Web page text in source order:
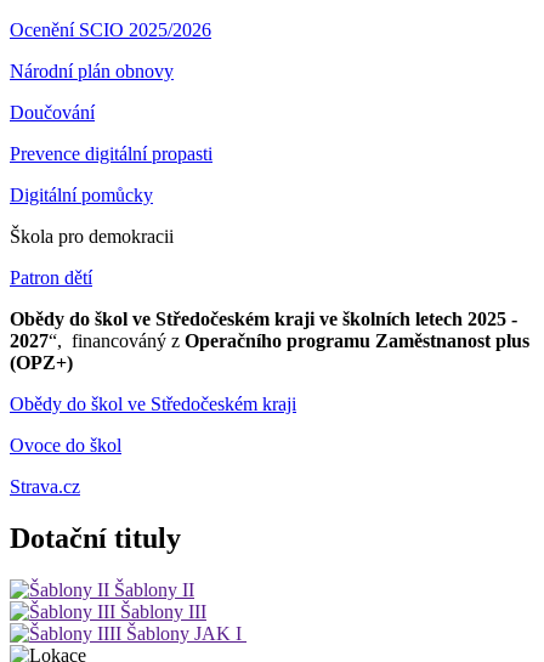
Ocenění SCIO 2025/2026
Národní plán obnovy
Doučování
Prevence digitální propasti
Digitální pomůcky
Škola pro demokracii
Patron dětí
Obědy do škol ve Středočeském kraji ve školních letech 2025 -
2027“, financováný z Operačního programu Zaměstnanost plus
(OPZ+)
Obědy do škol ve Středočeském kraji
Ovoce do škol
Strava.cz
Dotační tituly
Šablony II
Šablony III
Šablony JAK I